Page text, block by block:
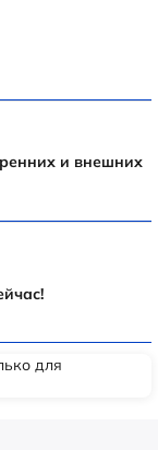
и внешних
для